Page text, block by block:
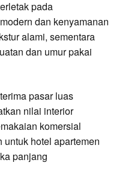
pada
dan kenyamanan
alami, sementara
dan umur pakai
pasar luas
nilai interior
komersial
untuk hotel apartemen
panjang